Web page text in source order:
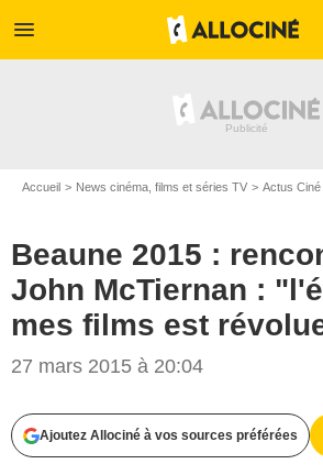
menu
Accueil News cinéma, films et séries TV Actus Ciné
Beaune 2015 :
John McTiernan :
mes films est
27 mars 2015 à 20:04
Ajoutez Allociné à vos sources préférées
Perusseau / Bestimage